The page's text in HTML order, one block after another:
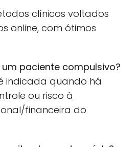
clínicos voltados
online, com ótimos
paciente compulsivo?
indicada quando há
ou risco à
financeira do